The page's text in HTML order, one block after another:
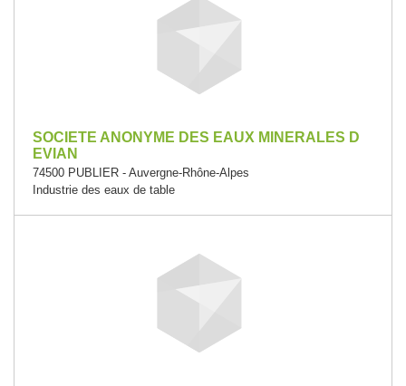
SOCIETE ANONYME DES EAUX MINERALES D
EVIAN
74500 PUBLIER - Auvergne-Rhône-Alpes
Industrie des eaux de table